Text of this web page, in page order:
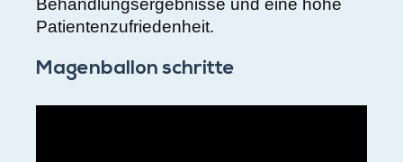
Behandlungsergebnisse und eine hohe
Patientenzufriedenheit.
Magenballon schritte